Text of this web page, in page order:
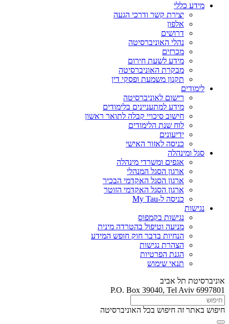
מידע כללי
יצירת קשר ודרכי הגעה
אלפון
דרושים
נהלי האוניברסיטה
מכרזים
מידע לשעת חירום
מבקרת האוניברסיטה
תקנון משמעת ופסקי דין
לימודים
רישום לאוניברסיטה
מידע למתעניינים בלימודים
חישוב סיכויי קבלה לתואר ראשון
לוח שנת הלימודים
ידיעונים
כניסה לאזור האישי
סגל ומינהלה
אגפים ומשרדי מינהלה
ארגון הסגל המנהלי
ארגון הסגל האקדמי הבכיר
ארגון הסגל האקדמי הזוטר
כניסה ל-My Tau
נגישות
נגישות בקמפוס
מניעה וטיפול בהטרדה מינית
הנחיות בדבר חוק חופש המידע
הצהרת נגישות
הגנת הפרטיות
תנאי שימוש
אוניברסיטת תל אביב
P.O. Box 39040, Tel Aviv 6997801
חיפוש באתר זה חיפוש בכל האוניברסיטה